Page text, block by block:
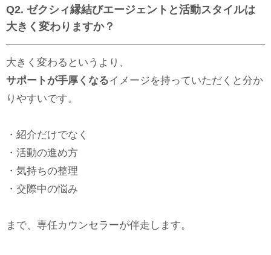
Q2. ゼクシィ縁結びエージェントと活動スタイルは
大きく変わりますか？
大きく変わるというより、
サポートが手厚くなるイメージを持っていただくと分か
りやすいです。
・紹介だけでなく
・活動の進め方
・気持ちの整理
・交際中の悩み
まで、専任カウンセラーが伴走します。